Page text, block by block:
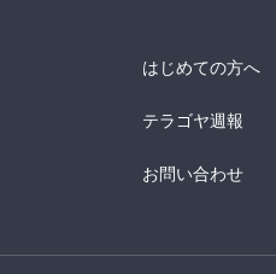
はじめての方へ
テラゴヤ週報
お問い合わせ